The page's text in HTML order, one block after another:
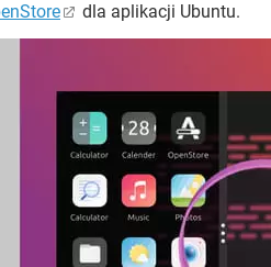
dla aplikacji Ubuntu.